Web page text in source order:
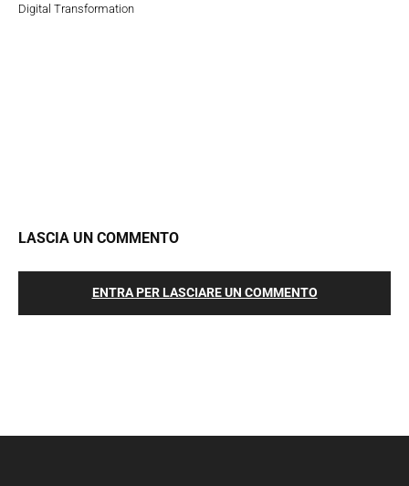
Digital Transformation
LASCIA UN COMMENTO
ENTRA PER LASCIARE UN COMMENTO